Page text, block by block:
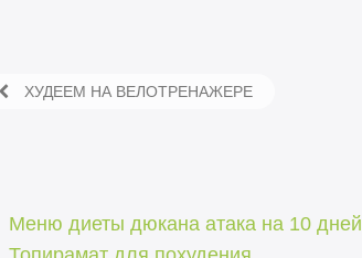
ХУДЕЕМ НА ВЕЛОТРЕНАЖЕРЕ
Меню диеты дюкана атака на 10 дней